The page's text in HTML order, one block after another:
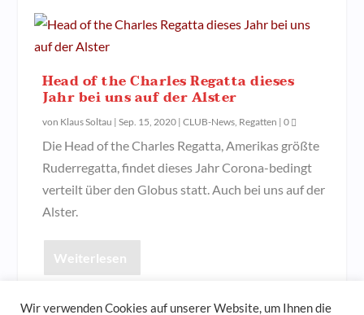
Head of the Charles Regatta dieses
Jahr bei uns auf der Alster
von Klaus Soltau |Sep. 15, 2020 |CLUB-News, Regatten |0
Die Head of the Charles Regatta, Amerikas größte
Ruderregatta, findet dieses Jahr Corona-bedingt
verteilt über den Globus statt. Auch bei uns auf der
Alster.
Weiterlesen
Wir verwenden Cookies auf unserer Website, um Ihnen die